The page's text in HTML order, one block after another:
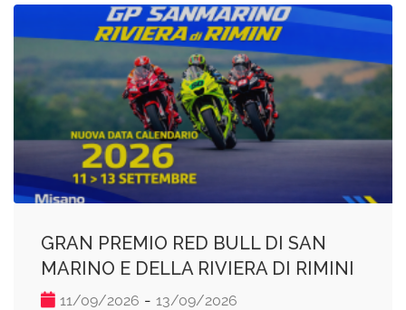
GRAN PREMIO RED BULL DI SAN
MARINO E DELLA RIVIERA DI RIMINI
11/09/2026 - 13/09/2026